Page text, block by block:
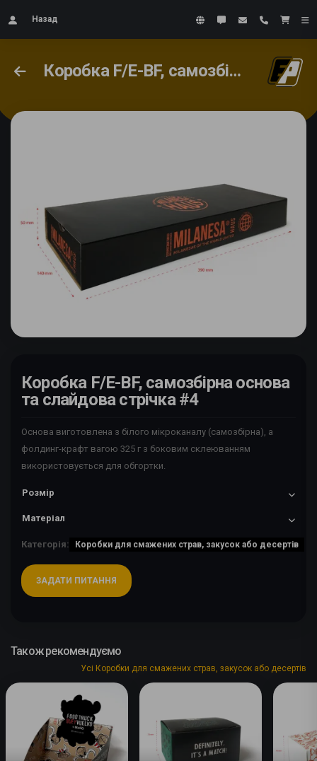
Назад
Коробка F/E-BF, самозбірна основа та слайдова стрічка #4
Коробка F/E-BF, самозбірна основа
та слайдова стрічка #4
Основа виготовлена з білого мікроканалу (самозбірна), а
фолдинг-крафт вагою 325 г з боковим склеюванням
використовується для обгортки.
Розмір
Матеріал
Категорія: Коробки для смажених страв, закусок або десертів
ЗАДАТИ ПИТАННЯ
Також рекомендуємо
Усі Коробки для смажених страв, закусок або десертів